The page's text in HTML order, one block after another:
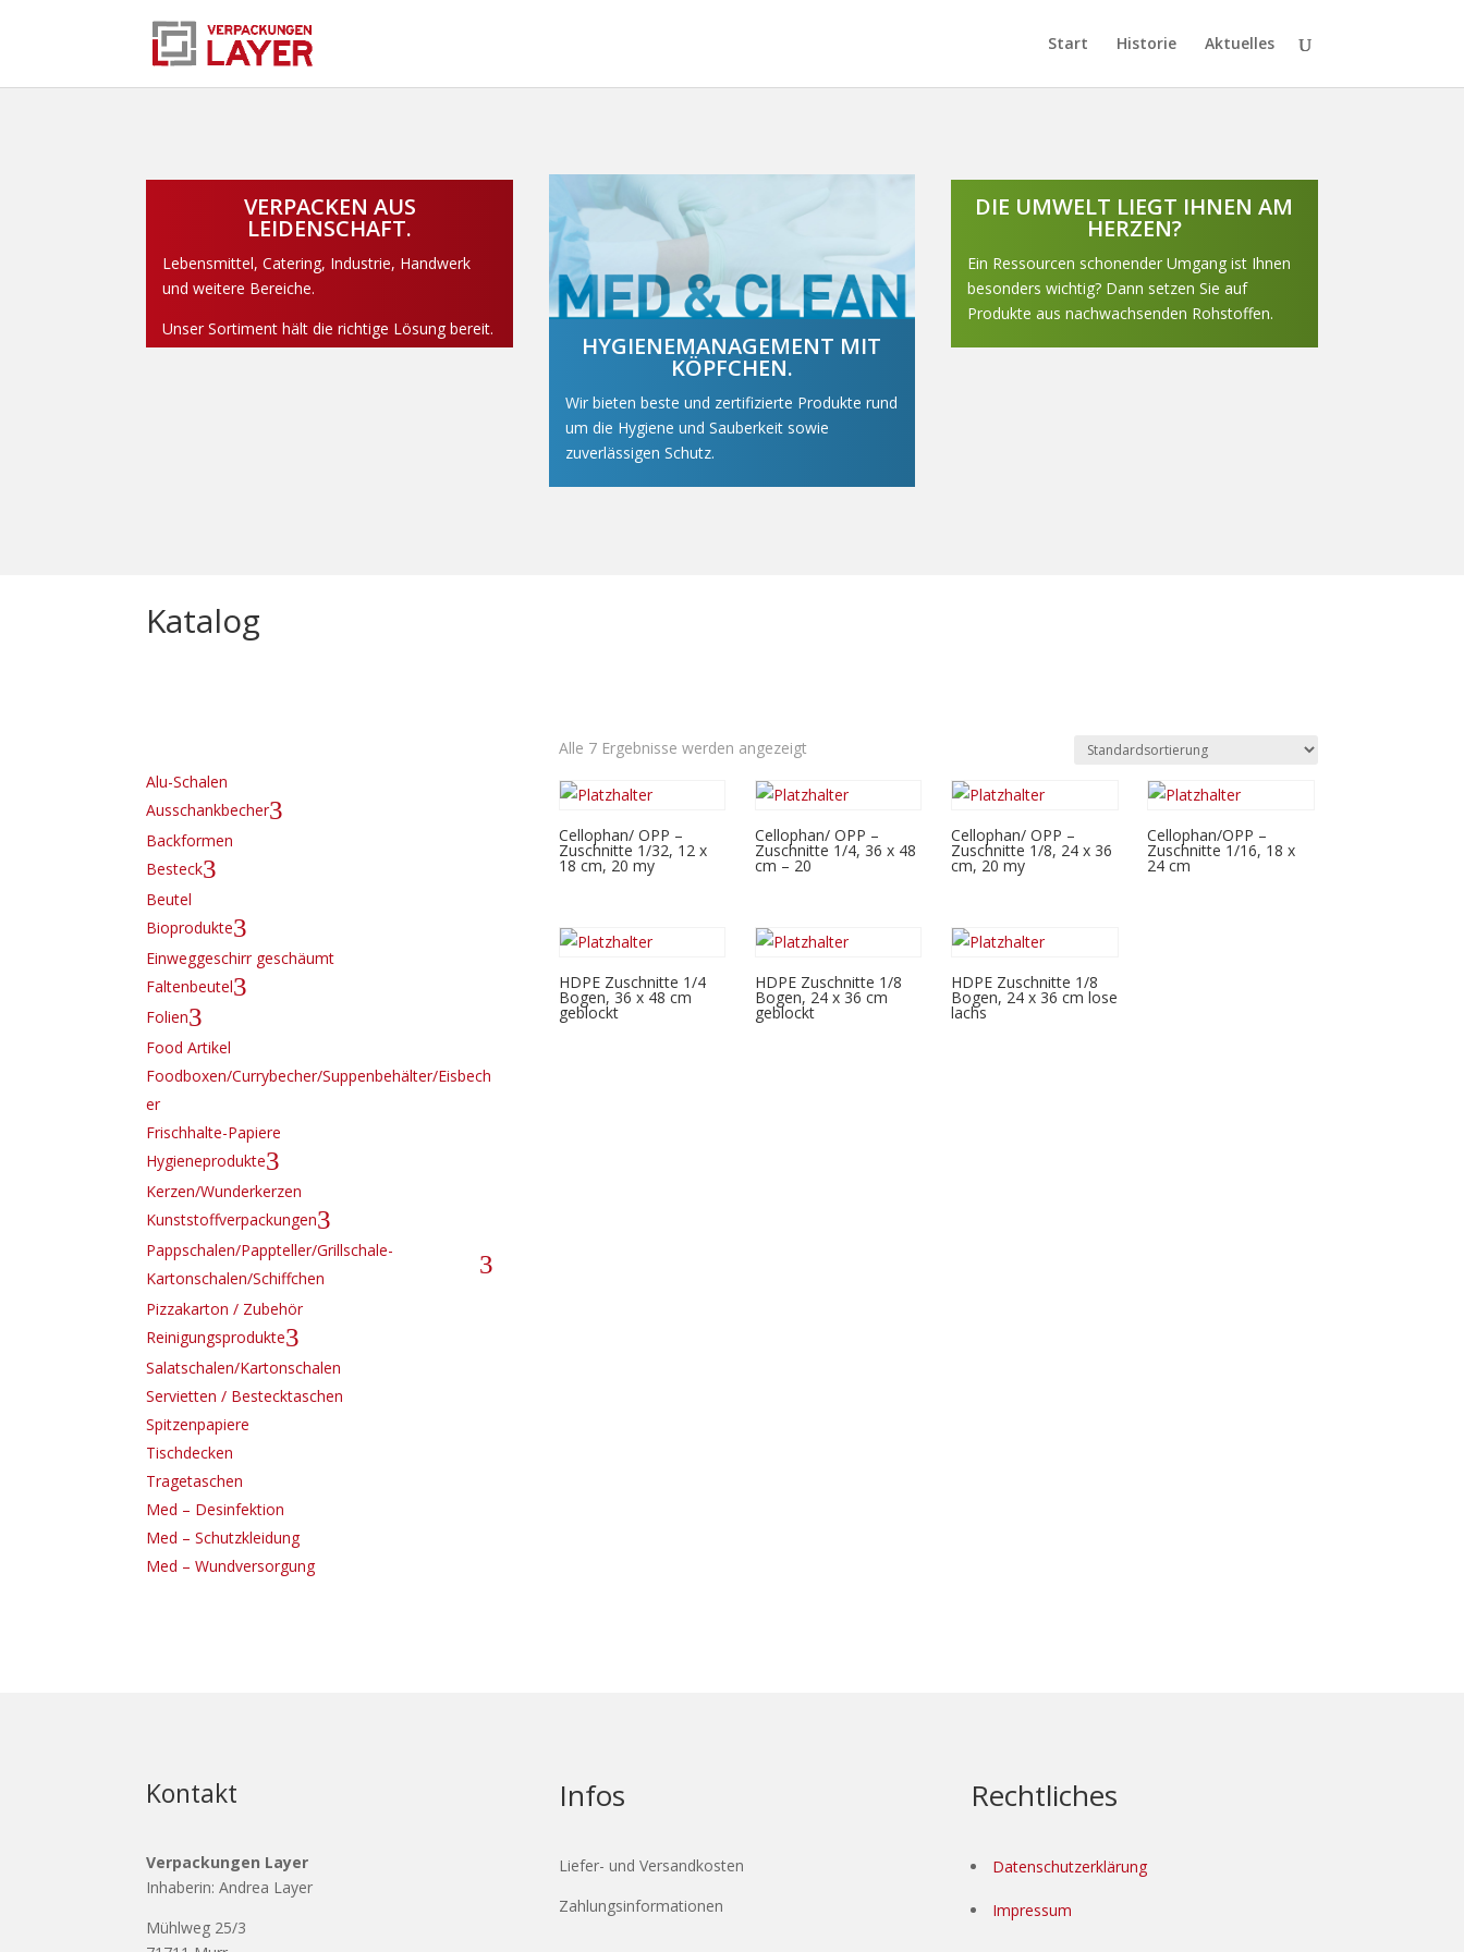
Start Historie Aktuelles
VERPACKEN AUS
LEIDENSCHAFT.
Lebensmittel, Catering, Industrie, Handwerk
und weitere Bereiche.
Unser Sortiment hält die richtige Lösung bereit.
HYGIENEMANAGEMENT MIT
KÖPFCHEN.
Wir bieten beste und zertifizierte Produkte rund
um die Hygiene und Sauberkeit sowie
zuverlässigen Schutz.
DIE UMWELT LIEGT IHNEN AM
HERZEN?
Ein Ressourcen schonender Umgang ist Ihnen
besonders wichtig? Dann setzen Sie auf
Produkte aus nachwachsenden Rohstoffen.
Katalog
Alu-Schalen
Ausschankbecher3
Backformen
Besteck3
Beutel
Bioprodukte3
Einweggeschirr geschäumt
Faltenbeutel3
Folien3
Food Artikel
Foodboxen/Currybecher/Suppenbehälter/Eisbech
er
Frischhalte-Papiere
Hygieneprodukte3
Kerzen/Wunderkerzen
Kunststoffverpackungen3
Pappschalen/Pappteller/Grillschale-
Kartonschalen/Schiffchen
3
Pizzakarton / Zubehör
Reinigungsprodukte3
Salatschalen/Kartonschalen
Servietten / Bestecktaschen
Spitzenpapiere
Tischdecken
Tragetaschen
Med – Desinfektion
Med – Schutzkleidung
Med – Wundversorgung
Alle 7 Ergebnisse werden angezeigt
Cellophan/ OPP –
Zuschnitte 1/32, 12 x
18 cm, 20 my
Cellophan/ OPP –
Zuschnitte 1/4, 36 x 48
cm – 20
Cellophan/ OPP –
Zuschnitte 1/8, 24 x 36
cm, 20 my
Cellophan/OPP –
Zuschnitte 1/16, 18 x
24 cm
HDPE Zuschnitte 1/4
Bogen, 36 x 48 cm
geblockt
HDPE Zuschnitte 1/8
Bogen, 24 x 36 cm
geblockt
HDPE Zuschnitte 1/8
Bogen, 24 x 36 cm lose
lachs
Kontakt
Verpackungen Layer
Inhaberin: Andrea Layer
Mühlweg 25/3
Infos
Liefer- und Versandkosten
Zahlungsinformationen
Rechtliches
Datenschutzerklärung
Impressum